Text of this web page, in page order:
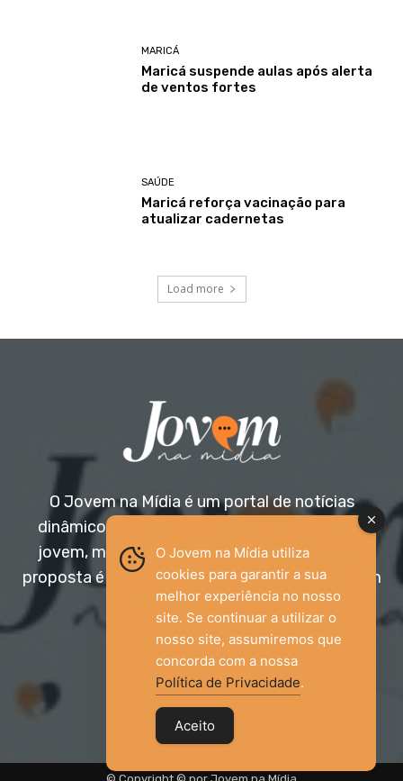
MARICÁ
Maricá suspende aulas após alerta
de ventos fortes
SAÚDE
Maricá reforça vacinação para
atualizar cadernetas
Load more
O Jovem na Mídia é um portal de notícias
dinâmico e acessível, voltado para o público
jovem, mas aberto a todas as idades. Nossa
proposta é trazer informação relevante com um
olhar diferenciado.
Entre em contato:
jovemnamidia2017@gmail.com
O Jovem na Mídia utiliza
cookies para garantir a sua
melhor experiência no nosso
site. Se continuar a utilizar o
nosso site, assumiremos que
concorda com a nossa
Política de Privacidade.
Aceito